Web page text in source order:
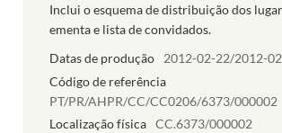
Inclui o esquema de distribuição dos
ementa e lista de convidados.
Datas de produção
2012-02-22/2012-
Código de referência
PT/PR/AHPR/CC/CC0206/6373/000002
Localização física CC.6373/000002